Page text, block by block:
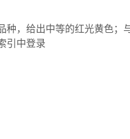
种，给出中等的红光黄色
引中登录